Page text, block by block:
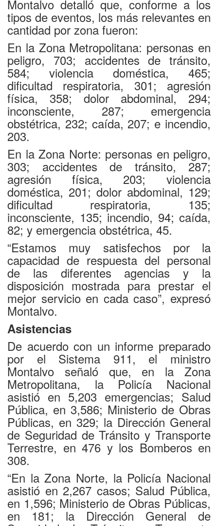
Montalvo detalló que, conforme a los
tipos de eventos, los más relevantes en
cantidad por zona fueron:
En la Zona Metropolitana: personas en
peligro, 703; accidentes de tránsito,
584; violencia doméstica, 465;
dificultad respiratoria, 301; agresión
física, 358; dolor abdominal, 294;
inconsciente, 287; emergencia
obstétrica, 232; caída, 207; e incendio,
203.
En la Zona Norte: personas en peligro,
303; accidentes de tránsito, 287;
agresión física, 203; violencia
doméstica, 201; dolor abdominal, 129;
dificultad respiratoria, 135;
inconsciente, 135; incendio, 94; caída,
82; y emergencia obstétrica, 45.
“Estamos muy satisfechos por la
capacidad de respuesta del personal
de las diferentes agencias y la
disposición mostrada para prestar el
mejor servicio en cada caso”, expresó
Montalvo.
Asistencias
De acuerdo con un informe preparado
por el Sistema 911, el ministro
Montalvo señaló que, en la Zona
Metropolitana, la Policía Nacional
asistió en 5,203 emergencias; Salud
Pública, en 3,586; Ministerio de Obras
Públicas, en 329; la Dirección General
de Seguridad de Tránsito y Transporte
Terrestre, en 476 y los Bomberos en
308.
“En la Zona Norte, la Policía Nacional
asistió en 2,267 casos; Salud Pública,
en 1,596; Ministerio de Obras Públicas,
en 181; la Dirección General de